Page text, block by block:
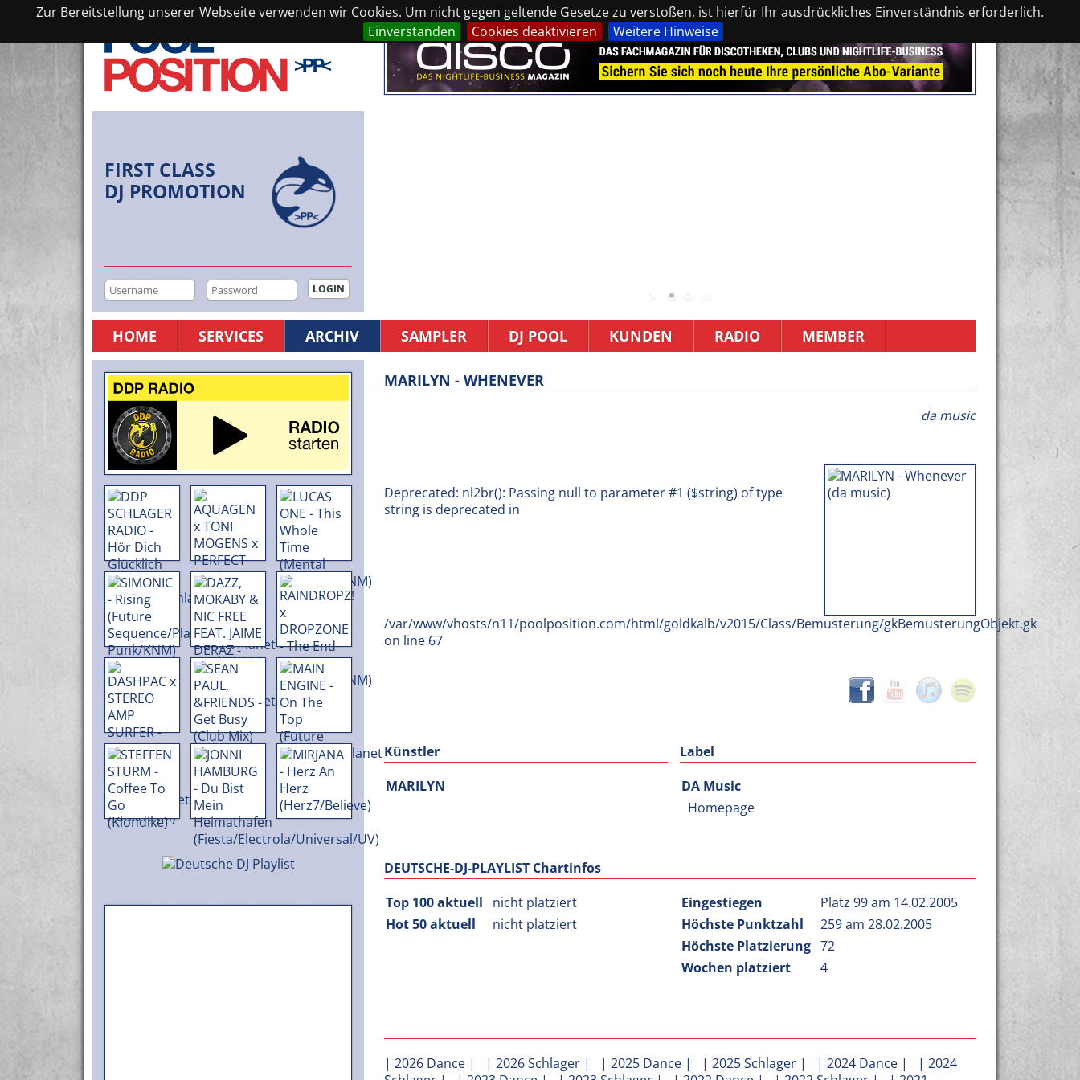
Zur Bereitstellung unserer Webseite verwenden wir Cookies. Um nicht gegen geltende Gesetze zu verstoßen, ist hierfür Ihr ausdrückliches Einverständnis erforderlich.
Einverstanden
Cookies deaktivieren Weitere Hinweise
FIRST CLASS
DJ PROMOTION
HOME SERVICES ARCHIV SAMPLER DJ POOL KUNDEN RADIO MEMBER
MARILYN - WHENEVER
da music
Deprecated: nl2br(): Passing null to parameter #1 ($string) of type
string is deprecated in
/var/www/vhosts/n11/poolposition.com/html/goldkalb/v2015/Class/Bemusterung/gkBemusterungObjekt.gk
on line 67
Künstler
MARILYN
Label
DA Music
Homepage
DEUTSCHE-DJ-PLAYLIST Chartinfos
Top 100 aktuell
nicht platziert
Hot 50 aktuell
nicht platziert
Eingestiegen
Platz 99 am 14.02.2005
Höchste Punktzahl
259 am 28.02.2005
Höchste Platzierung 72
Wochen platziert
4
| 2026 Dance | | 2026 Schlager | | 2025 Dance | | 2025 Schlager | | 2024 Dance | | 2024